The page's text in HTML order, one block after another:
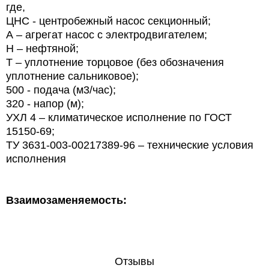
где,
ЦНС - центробежный насос секционный;
А – агрегат насос с электродвигателем;
Н – нефтяной;
Т – уплотнение торцовое (без обозначения
уплотнение сальниковое);
500 - подача (м3/час);
320 - напор (м);
УХЛ 4 – климатическое исполнение по ГОСТ
15150-69;
ТУ 3631-003-00217389-96 – технические условия
исполнения
Взаимозаменяемость:
Отзывы